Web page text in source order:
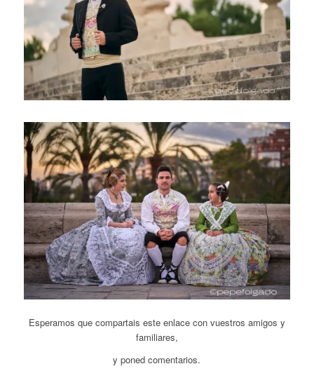
Esperamos que compartais este enlace con vuestros amigos y
familiares,
y poned comentarios.